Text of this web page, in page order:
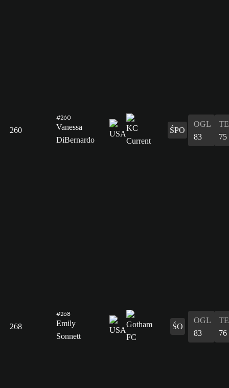
260
#260
Vanessa
DiBernardo
ŚPO
OGL
83
75
268
#268
Emily
Sonnett
ŚO
OGL
83
76